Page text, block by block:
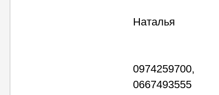
Наталья
0974259700,
0667493555